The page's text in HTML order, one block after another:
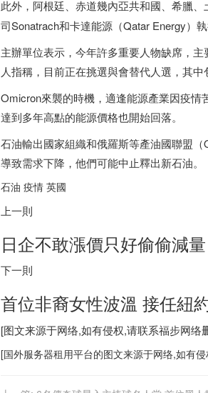
此外， 阿根廷、赤道幾內亞共和國、希臘、
司Sonatrach和卡達能源（Qatar Energy）
主辦單位表示，今年許多重要人物缺席，
人指稱，目前正在挑選與會替代人選，其
Omicron來襲的時機，適逢能源產業因疫
達到多年高點的能源價格也開始回落。
石油輸出國家組織和俄羅斯等產油國聯盟
導致需求下降，他們可能中止釋出新石油。
石油 疫情 英國
上一則
日企不敢漲價只好偷偷減
下一則
首位非裔女性波溫 接任紐
[图文来源于网络,如有侵权,请联系福步网络
[国外服务器租用平台的图文来源于网络,如有